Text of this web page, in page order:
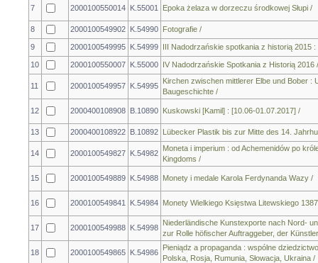
7 2000100550014 K.55001 Epoka żelaza w dorzeczu środkowej Słupi /
8 2000100549902 K.54990 Fotografie /
9 2000100549995 K.54999 III Nadodrzańskie spotkania z historią 2015
10 2000100550007 K.55000 IV Nadodrzańskie Spotkania z Historią 2016
11 2000100549957 K.54995
Kirchen zwischen mittlerer Elbe und Bober :
Baugeschichte /
12 2000400108908 B.10890 Kuskowski [Kamil] : [10.06-01.07.2017] /
13 2000400108922 B.10892 Lübecker Plastik bis zur Mitte des 14.
14 2000100549827 K.54982
Moneta i imperium : od Achemenidów po
Kingdoms /
15 2000100549889 K.54988 Monety i medale Karola Ferdynanda Wazy /
16 2000100549841 K.54984 Monety Wielkiego Księstwa Litewskiego
17 2000100549988 K.54998
Niederländische Kunstexporte nach Nord-
zur Rolle höfischer Auftraggeber, der
18 2000100549865 K.54986
Pieniądz a propaganda : wspólne
Polska, Rosja, Rumunia, Słowacja, Ukraina /